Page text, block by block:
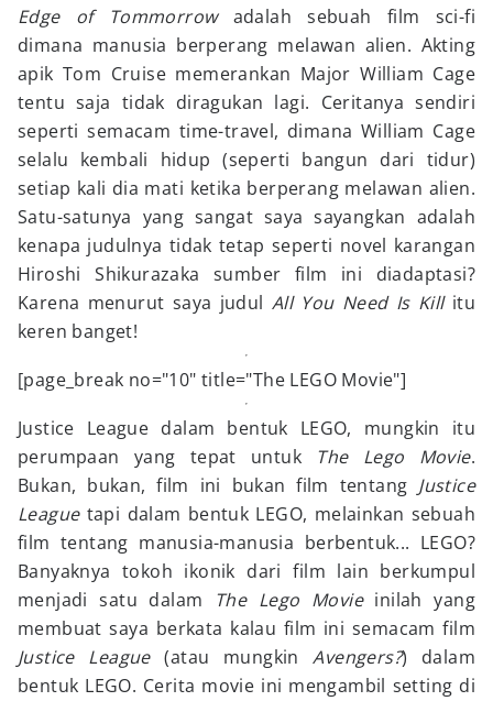
Edge of Tommorrow adalah sebuah film sci-fi
dimana manusia berperang melawan alien. Akting
apik Tom Cruise memerankan Major William Cage
tentu saja tidak diragukan lagi. Ceritanya sendiri
seperti semacam time-travel, dimana William Cage
selalu kembali hidup (seperti bangun dari tidur)
setiap kali dia mati ketika berperang melawan alien.
Satu-satunya yang sangat saya sayangkan adalah
kenapa judulnya tidak tetap seperti novel karangan
Hiroshi Shikurazaka sumber film ini diadaptasi?
Karena menurut saya judul All You Need Is Killitu
keren banget!
[page_break no="10" title="The LEGO Movie"]
Justice League dalam bentuk LEGO, mungkin itu
perumpaan yang tepat untuk The Lego Movie.
Bukan, bukan, film ini bukan film tentang Justice
Leaguetapi dalam bentuk LEGO, melainkan sebuah
film tentang manusia-manusia berbentuk... LEGO?
Banyaknya tokoh ikonik dari film lain berkumpul
menjadi satu dalam The Lego Movie inilah yang
membuat saya berkata kalau film ini semacam film
Justice League(atau mungkinAvengers?) dalam
bentuk LEGO. Cerita movie ini mengambil setting di